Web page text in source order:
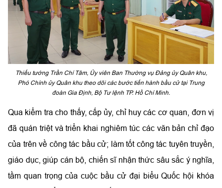
Thiếu tướng Trần Chí Tâm, Ủy viên Ban Thường vụ Đảng ủy Quân khu,
Phó Chính ủy Quân khu theo dõi các bước tiến hành bầu cử tại Trung
đoàn Gia Định, Bộ Tư lệnh TP. Hồ Chí Minh.
Qua kiểm tra cho thấy, cấp ủy, chỉ huy các cơ quan, đơn vị
đã quán triệt và triển khai nghiêm túc các văn bản chỉ đạo
của trên về công tác bầu cử; làm tốt công tác tuyên truyền,
giáo dục, giúp cán bộ, chiến sĩ nhận thức sâu sắc ý nghĩa,
tầm quan trọng của cuộc bầu cử đại biểu Quốc hội khóa